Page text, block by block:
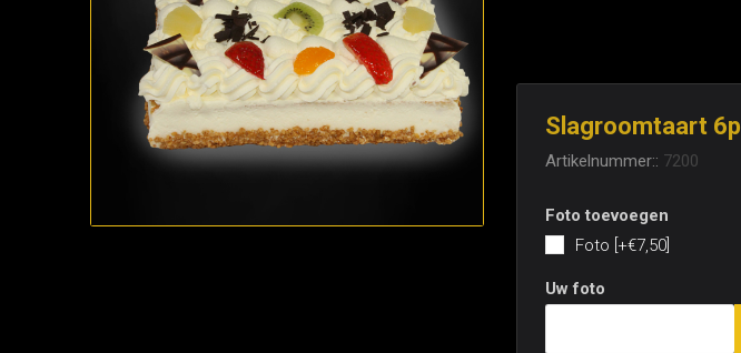
Slagroomtaart 6p
Artikelnummer:: 7200
Foto toevoegen
Foto [+€7,50]
Uw foto